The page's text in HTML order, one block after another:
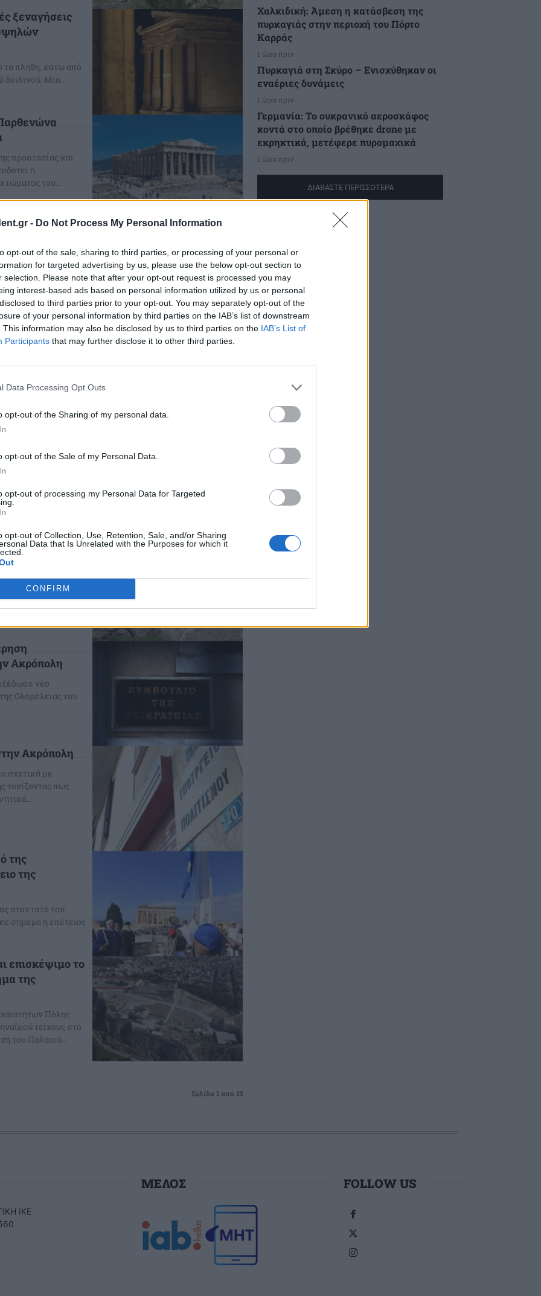
- Do Not Process My Personal Information
opt-out of the sale, sharing to third parties, or processing of your personal or
for targeted advertising by us, please use the below opt-out section to
selection. Please note that after your opt-out request is processed you may
interest-based ads based on personal information utilized by us or personal
to third parties prior to your opt-out. You may separately opt-out of the
of your personal information by third parties on the IAB’s list of downstream
This information may also be disclosed by us to third parties on the IAB’s List of
Participants that may further disclose it to other third parties.
Data Processing Opt Outs
opt-out of the Sharing of my personal data.
opt-out of the Sale of my Personal Data.
opt-out of processing my Personal Data for Targeted
opt-out of Collection, Use, Retention, Sale, and/or Sharing
Data that Is Unrelated with the Purposes for which it
CONFIRM
ξεναγήσεις
τα πλήθη, κάτω από
δειλινού. Μια...
προστασίας και
η
του...
24 Μαΐου
2026» την
και προσωρινή
ώρες...
Αλεξανδρινού
τον Δήμο Αθηναίων
Πόλης
του την ανάδειξη
Αρχαιοτήτων
στον
Πνύκας και...
Ακρόπολη
νέο
Ολομέλειας του
Ακρόπολη
σχετικά με
τονίζοντας πως
της
της
στον ιστό του
σήμερα η επέτειος
επισκέψιμο το
της
Πόλης
τείχους στο
του Παλαιού...
Σελίδα 1 από 15
Χαλκιδική: Άμεση η κατάσβεση της
πυρκαγιάς στην περιοχή του Πόρτο
Καρράς
1 ώρα πριν
Πυρκαγιά στη Σκύρο – Ενισχύθηκαν οι
εναέριες δυνάμεις
1 ώρα πριν
Γερμανία: Το ουκρανικό αεροσκάφος
κοντά στο οποίο βρέθηκε drone με
εκρηκτικά, μετέφερε πυρομαχικά
1 ώρα πριν
ΔΙΑΒΑΣΤΕ ΠΕΡΙΣΣΟΤΕΡΑ
ΙΚΕ
ΜΕΛΟΣ FOLLOW US